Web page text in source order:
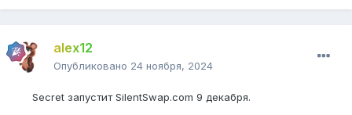
alex12
Опубликовано 24 ноября, 2024
Secret запустит SilentSwap.com 9 декабря.